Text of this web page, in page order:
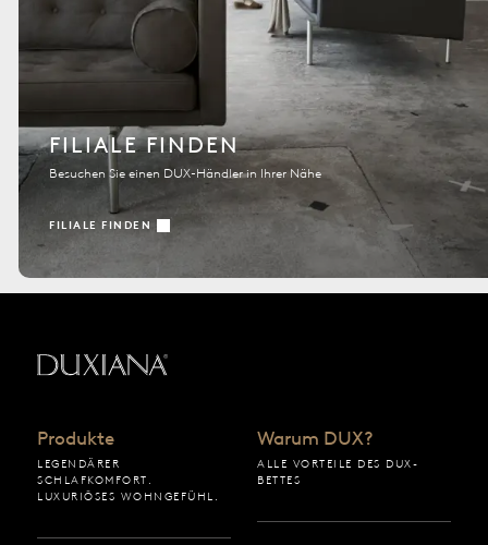
FILIALE FINDEN
Besuchen Sie einen DUX-Händler in Ihrer Nähe
FILIALE FINDEN
Zurück zur Startseite
Produkte
LEGENDÄRER
SCHLAFKOMFORT.
LUXURIÖSES WOHNGEFÜHL.
Warum DUX?
ALLE VORTEILE DES DUX-
BETTES